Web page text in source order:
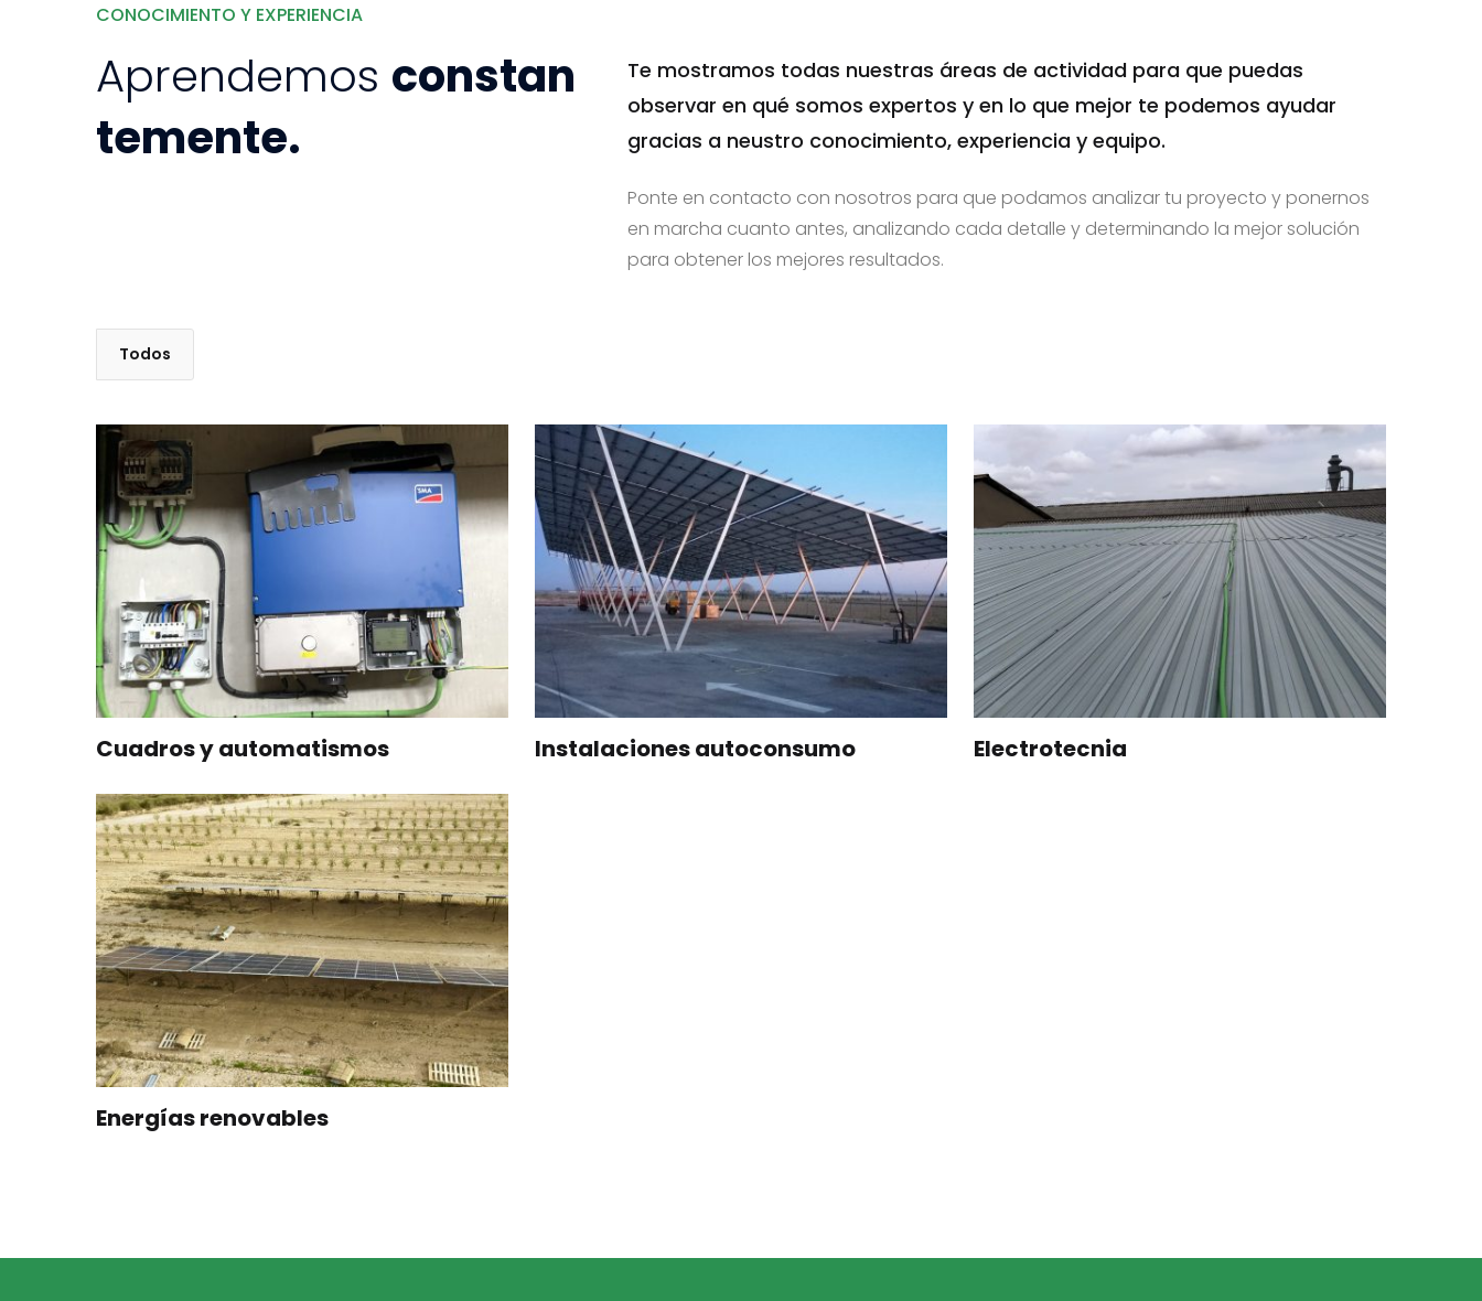
CONOCIMIENTO Y EXPERIENCIA
Aprendemos constan
temente.
Te mostramos todas nuestras áreas de actividad para que puedas
observar en qué somos expertos y en lo que mejor te podemos ayudar
gracias a neustro conocimiento, experiencia y equipo.
Ponte en contacto con nosotros para que podamos analizar tu proyecto y ponernos
en marcha cuanto antes, analizando cada detalle y determinando la mejor solución
para obtener los mejores resultados.
Todos
Cuadros y automatismos Instalaciones autoconsumo Electrotecnia
Energías renovables